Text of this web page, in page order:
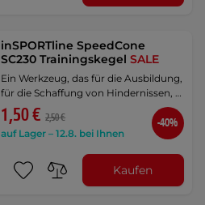
inSPORTline SpeedCone
SC230 TrainingskegelSALE
Ein Werkzeug, das für die Ausbildung,
für die Schaffung von Hindernissen, …
1,50 € 2,50 €
auf Lager – 12.8. bei Ihnen
-40%
Kaufen